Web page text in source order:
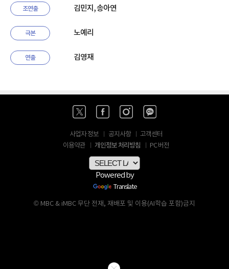
조연출 김민지, 송아연
극본 노예리
연출 김영재
사업자 정보 공지사항
고객센터
이용약관
개인정보 처리방침 PC 버전
Powered by
Translate
© MBC & iMBC 무단 전재, 재배포 및 이용(AI학습 포함)금지